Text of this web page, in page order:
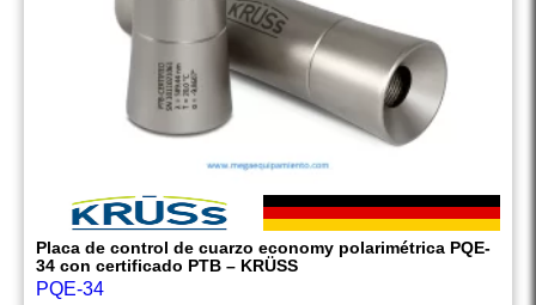
Placa de control de cuarzo economy polarimétrica PQE-
34 con certificado PTB – KRÜSS
PQE-34